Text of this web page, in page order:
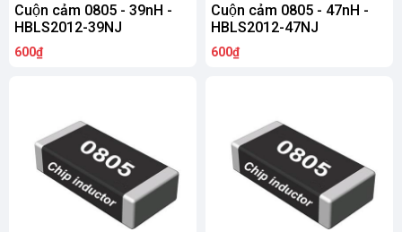
Cuộn cảm 0805 - 39nH -
HBLS2012-39NJ
600₫
Cuộn cảm 0805 - 47nH -
HBLS2012-47NJ
600₫